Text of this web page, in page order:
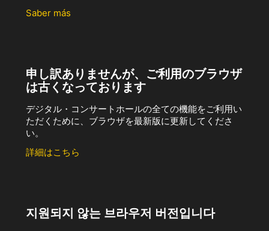
Saber más
申し訳ありませんが、ご利用のブラウザ
は古くなっております
デジタル・コンサートホールの全ての機能をご利用い
ただくために、ブラウザを最新版に更新してくださ
い。
詳細はこちら
지원되지 않는 브라우저 버전입니다